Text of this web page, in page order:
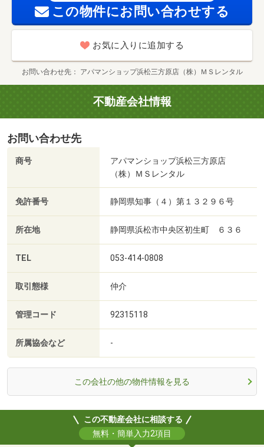
この物件にお問い合わせする
お気に入りに追加する
お問い合わせ先 アパマンショップ浜松三方原店（株）ＭＳレンタル
不動産会社情報
お問い合わせ先
商号
アパマンショップ浜松三方原店
（株）ＭＳレンタル
免許番号 静岡県知事（４）第１３２９６号
所在地 静岡県浜松市中央区初生町 ６３６
TEL 053-414-0808
取引態様 仲介
管理コード 92315118
所属協会など -
この会社の他の物件情報を見る
この不動産会社に相談する
無料・簡単入力2項目